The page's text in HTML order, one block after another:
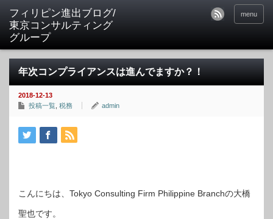
フィリピン進出ブログ/
東京コンサルティング
グループ
menu
年次コンプライアンスは進んでますか？！
2018-12-13
投稿一覧 税務 admin
こんにちは、Tokyo Consulting Firm Philippine Branchの大橋
聖也です。